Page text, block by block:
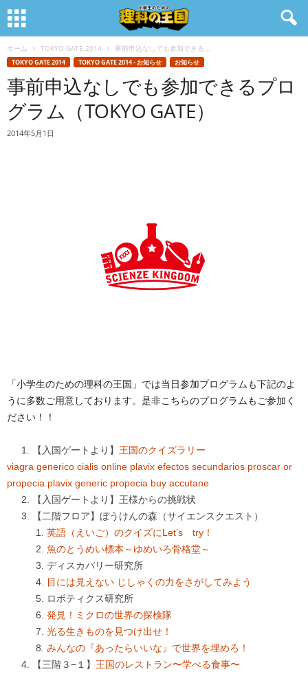
ホーム TOKYO GATE 2014 事前申込なしでも参加できる...
TOKYO GATE 2014 TOKYO GATE 2014 - お知らせ お知らせ
事前申込なしでも参加できるプロ
グラム（TOKYO GATE）
2014年5月1日
「小学生のための理科の王国」では当日参加プログラムも下記のよ
うに多数ご用意しております。是非こちらのプログラムもご参加く
ださい！！
【入国ゲートより】 王国のクイズラリー
viagra generico cialis online plavix efectos secundarios proscar or
propecia plavix generic propecia buy accutane
【入国ゲートより】王様からの挑戦状
【二階フロア】ぼうけんの森（サイエンスクエスト）
英語（えいご）のクイズにLet’s try！
魚のとうめい標本～ゆめいろ骨格堂～
ディスカバリー研究所
目には見えない じしゃくの力をさがしてみよう
ロボティクス研究所
発見！ミクロの世界の探検隊
光る生きものを見つけ出せ！
みんなの『あったらいいな』で世界を埋めろ！
【三階３−１】 王国のレストラン〜学べる食事〜